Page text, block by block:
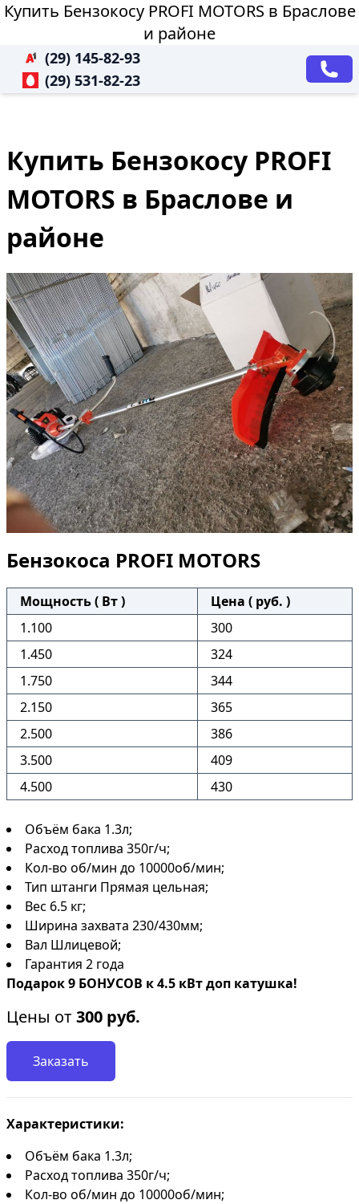
Купить Бензокосу PROFI MOTORS в Браслове
и районе
(29) 145-82-93
(29) 531-82-23
Купить Бензокосу PROFI
MOTORS в Браслове и
районе
Бензокоса PROFI MOTORS
Мощность ( Вт )
Цена ( руб. )
1.100
300
1.450
324
1.750
344
2.150
365
2.500
386
3.500
409
4.500
430
Объём бака 1.3л;
Расход топлива 350г/ч;
Кол-во об/мин до 10000об/мин;
Тип штанги Прямая цельная;
Вес 6.5 кг;
Ширина захвата 230/430мм;
Вал Шлицевой;
Гарантия 2 года
Подарок 9 БОНУСОВ к 4.5 кВт доп катушка!
Цены от300 руб.
Заказать
Характеристики:
Объём бака 1.3л;
Расход топлива 350г/ч;
Кол-во об/мин до 10000об/мин;